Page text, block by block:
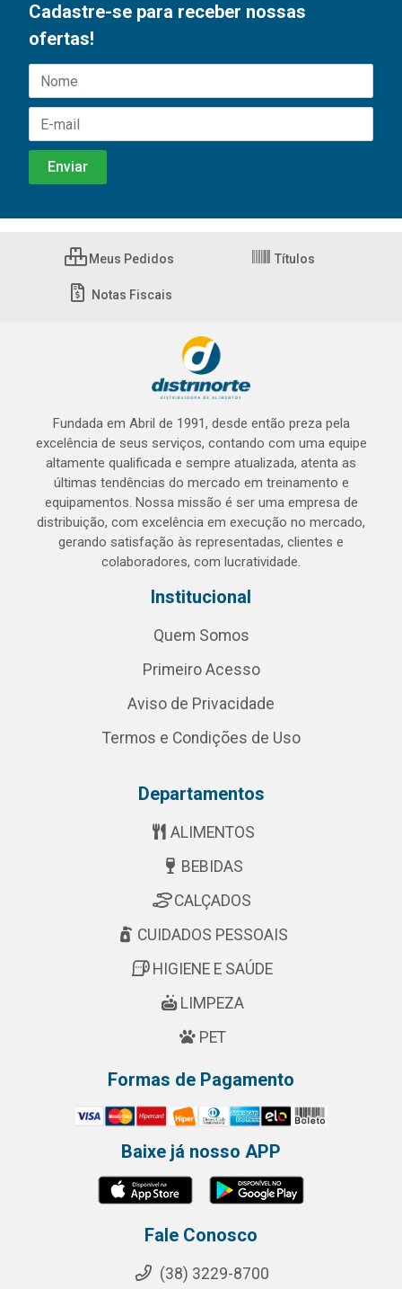
Cadastre-se para receber nossas
ofertas!
Meus Pedidos Títulos
Notas Fiscais
Fundada em Abril de 1991, desde então preza pela
excelência de seus serviços, contando com uma equipe
altamente qualificada e sempre atualizada, atenta as
últimas tendências do mercado em treinamento e
equipamentos. Nossa missão é ser uma empresa de
distribuição, com excelência em execução no mercado,
gerando satisfação às representadas, clientes e
colaboradores, com lucratividade.
Institucional
Quem Somos
Primeiro Acesso
Aviso de Privacidade
Termos e Condições de Uso
Departamentos
ALIMENTOS
BEBIDAS
CALÇADOS
CUIDADOS PESSOAIS
HIGIENE E SAÚDE
LIMPEZA
PET
Formas de Pagamento
Baixe já nosso APP
Fale Conosco
(38) 3229-8700